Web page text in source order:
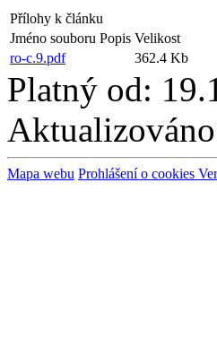
Přílohy k článku
Jméno souboru Popis Velikost
ro-c.9.pdf
362.4 Kb
Platný od:
Mapa webu Prohlášení o cookies